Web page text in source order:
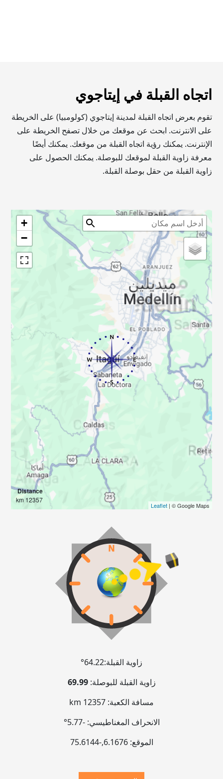
اتجاه القبلة في إيتاجوي
تقوم بعرض اتجاه القبلة لمدينة إيتاجوي (كولومبيا) على الخريطة
على الانترنت. ابحث عن موقعك من خلال تصفح الخريطة على
الإنترنت. يمكنك رؤية اتجاه القبلة من موقعك. يمكنك أيضًا
معرفة زاوية القبلة لموقعك للبوصلة. يمكنك الحصول على
زاوية القبلة من حقل بوصلة القبلة.
+
−
Distance
12357 km
Leaflet| © Google Maps
زاوية القبلة:64.22°
زاوية القبلة للبوصلة:69.99
مسافة الكعبة: 12357 km
الانحراف المغناطيسي:-5.77°
الموقع:6.1676
,
-75.6146